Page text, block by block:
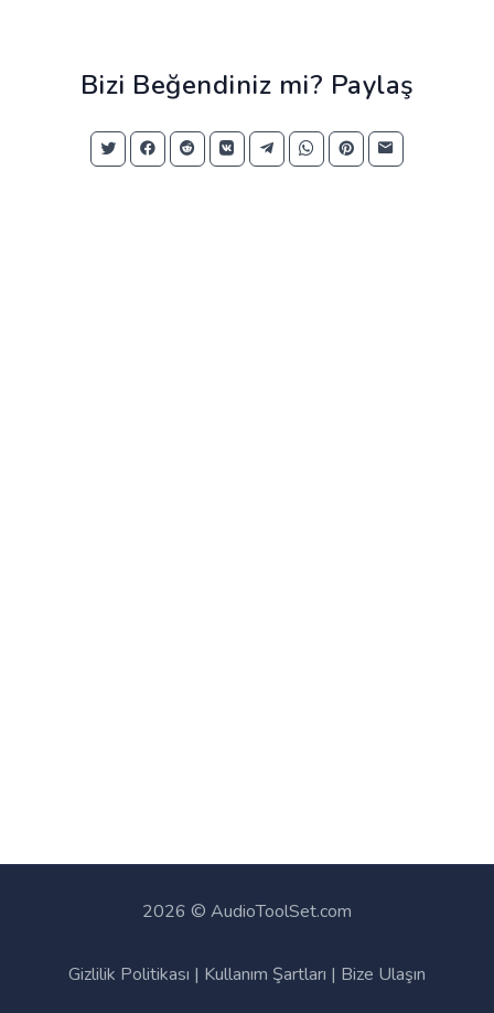
Bizi Beğendiniz mi? Paylaş
2026 © AudioToolSet.com
Gizlilik Politikası | Kullanım Şartları | Bize Ulaşın